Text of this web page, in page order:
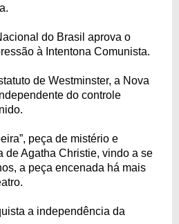
do Brasil aprova o
à Intentona Comunista.
de Westminster, a Nova
do controle
peça de mistério e
de Agatha Christie, vindo a se
a peça encenada há mais
a independência da